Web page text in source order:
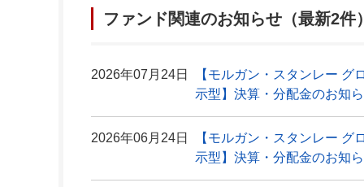
ファンド関連のお知らせ（最新2件）
2026年07月24日
【モルガン・スタンレー
示型】決算・分配金のお知
2026年06月24日
【モルガン・スタンレー
示型】決算・分配金のお知